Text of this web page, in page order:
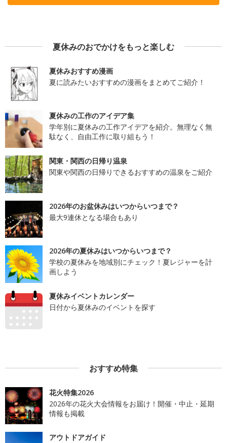
夏休みのおでかけをもっと楽しむ
夏休みおすすめ漫画
夏に読みたいおすすめの漫画をまとめてご紹介！
夏休みの工作のアイデア集
学年別に夏休みの工作アイデアを紹介。無理なく無
駄なく、自由工作に取り組もう！
関東・関西の日帰り温泉
関東や関西の日帰りできるおすすめの温泉をご紹介
2026年のお盆休みはいつからいつまで？
最大9連休となる場合もあり
2026年の夏休みはいつからいつまで？
学校の夏休みを地域別にチェック！夏レジャーを計
画しよう
夏休みイベントカレンダー
日付から夏休みのイベントを探す
おすすめ特集
花火特集2026
2026年の花火大会情報をお届け！開催・中止・延期
情報も掲載
アウトドアガイド